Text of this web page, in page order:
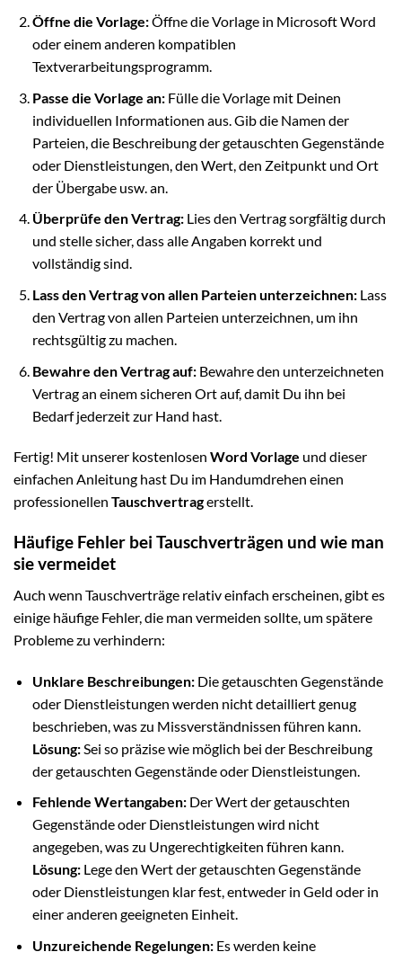
Öffne die Vorlage:Öffne die Vorlage in Microsoft Word
oder einem anderen kompatiblen
Textverarbeitungsprogramm.
Passe die Vorlage an:Fülle die Vorlage mit Deinen
individuellen Informationen aus. Gib die Namen der
Parteien, die Beschreibung der getauschten Gegenstände
oder Dienstleistungen, den Wert, den Zeitpunkt und Ort
der Übergabe usw. an.
Überprüfe den Vertrag:Lies den Vertrag sorgfältig durch
und stelle sicher, dass alle Angaben korrekt und
vollständig sind.
Lass den Vertrag von allen Parteien unterzeichnen:Lass
den Vertrag von allen Parteien unterzeichnen, um ihn
rechtsgültig zu machen.
Bewahre den Vertrag auf:Bewahre den unterzeichneten
Vertrag an einem sicheren Ort auf, damit Du ihn bei
Bedarf jederzeit zur Hand hast.
Fertig! Mit unserer kostenlosen Word Vorlage und dieser
einfachen Anleitung hast Du im Handumdrehen einen
professionellen Tauschvertragerstellt.
Häufige Fehler bei Tauschverträgen und wie man
sie vermeidet
Auch wenn Tauschverträge relativ einfach erscheinen, gibt es
einige häufige Fehler, die man vermeiden sollte, um spätere
Probleme zu verhindern:
Unklare Beschreibungen:Die getauschten Gegenstände
oder Dienstleistungen werden nicht detailliert genug
beschrieben, was zu Missverständnissen führen kann.
Lösung:Sei so präzise wie möglich bei der Beschreibung
der getauschten Gegenstände oder Dienstleistungen.
Fehlende Wertangaben:Der Wert der getauschten
Gegenstände oder Dienstleistungen wird nicht
angegeben, was zu Ungerechtigkeiten führen kann.
Lösung:Lege den Wert der getauschten Gegenstände
oder Dienstleistungen klar fest, entweder in Geld oder in
einer anderen geeigneten Einheit.
Unzureichende Regelungen:Es werden keine